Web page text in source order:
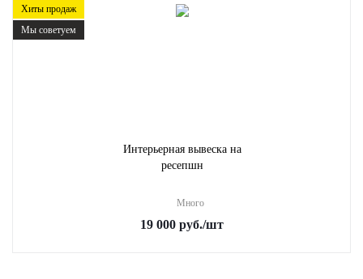
Хиты продаж
Мы советуем
Интерьерная вывеска на
ресепшн
Много
19 000 руб./шт